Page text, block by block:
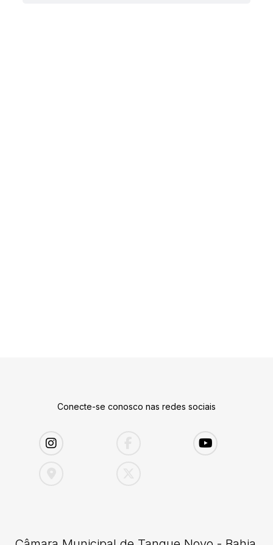
Conecte-se conosco nas redes sociais